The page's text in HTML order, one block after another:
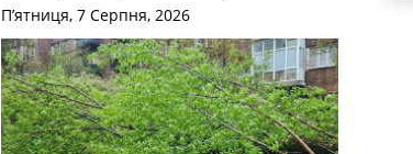
П’ятниця, 7 Серпня, 2026